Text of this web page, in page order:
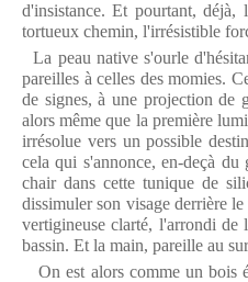
d'insistance. Et pourtant,
tortueux chemin, l'irrésistible
La peau native s'ourle
pareilles à celles des momies.
de signes, à une projection de
alors même que la première
irrésolue vers un possible
cela qui s'annonce, en-deçà
chair dans cette tunique de
dissimuler son visage derrière
vertigineuse clarté, l'arrondi de
bassin. Et la main, pareille au
On est alors comme un bois